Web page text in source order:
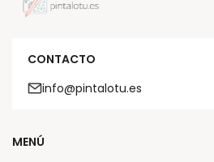
CONTACTO
info@pintalotu.es
MENÚ